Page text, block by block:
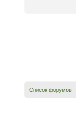
Список форумов